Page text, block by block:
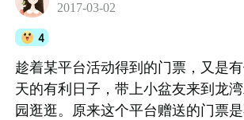
2017-03-02
4
趁着某平台活动得到的门票，又是
天的有利日子，带上小盆友来到龙
园逛逛。原来这个平台赠送的门票